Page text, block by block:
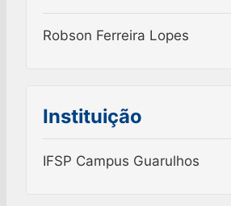
Robson Ferreira Lopes
Instituição
IFSP Campus Guarulhos